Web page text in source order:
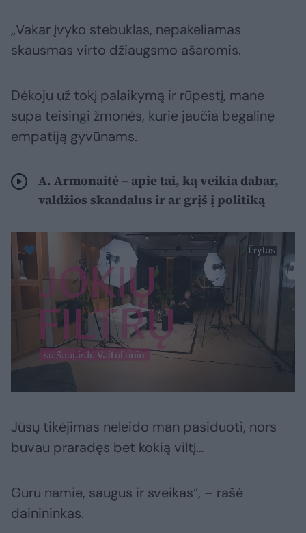
„Vakar įvyko stebuklas, nepakeliamas
skausmas virto džiaugsmo ašaromis.
Dėkoju už tokį palaikymą ir rūpestį, mane
supa teisingi žmonės, kurie jaučia begalinę
empatiją gyvūnams.
A. Armonaitė – apie tai, ką veikia dabar,
valdžios skandalus ir ar grįš į politiką
Jūsų tikėjimas neleido man pasiduoti, nors
buvau praradęs bet kokią viltį…
Guru namie, saugus ir sveikas“, – rašė
dainininkas.